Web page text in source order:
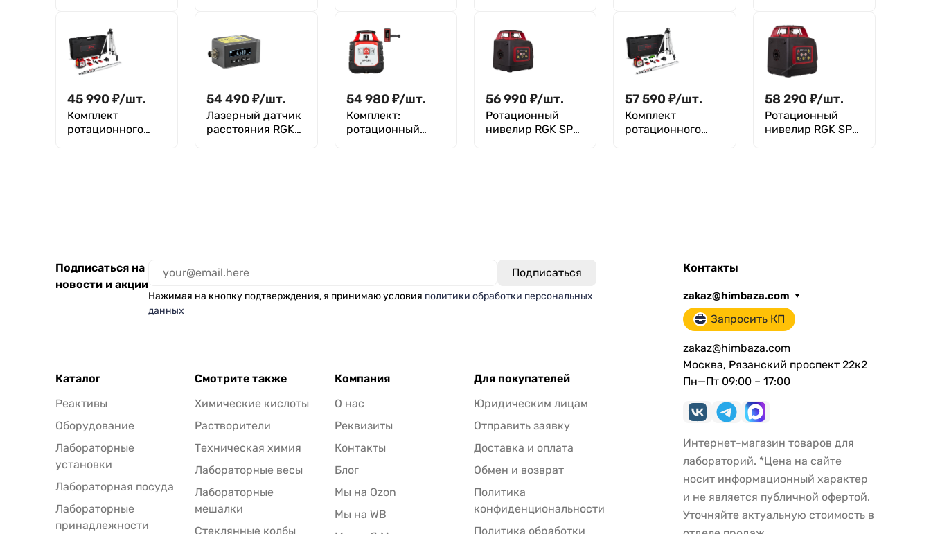
элевационным
штативом RGK
SP-100G COMBO
штативом RGK
SP-100 COMBO с
калибровкой
раздвижным
штативом RGK
SP-100G COMBO
штативом RGK
SP-100 COMBO с
калибровкой
токовым выходом)
45 990 ₽/шт.
Комплект
ротационного
54 490 ₽/шт.
Лазерный датчик
расстояния RGK
54 980 ₽/шт.
Комплект:
ротационный
56 990 ₽/шт.
Ротационный
нивелир RGK SP-
57 590 ₽/шт.
Комплект
ротационного
58 290 ₽/шт.
Ротационный
нивелир RGK SP-
Подписаться на
новости и акции
Нажимая на кнопку подтверждения, я принимаю условия политики обработки персональных
данных
Каталог
Реактивы
Оборудование
Лабораторные
установки
Лабораторная посуда
Лабораторные
принадлежности
Смотрите также
Химические кислоты
Растворители
Техническая химия
Лабораторные весы
Лабораторные
мешалки
Стеклянные колбы
Компания
О нас
Реквизиты
Контакты
Блог
Мы на Ozon
Мы на WB
Для покупателей
Юридическим лицам
Отправить заявку
Доставка и оплата
Обмен и возврат
Политика
конфиденциональности
Политика обработки
Контакты
zakaz@himbaza.com
Запросить КП
zakaz@himbaza.com
Москва, Рязанский проспект 22к2
Пн—Пт 09:00 – 17:00
Интернет-магазин товаров для
лабораторий. *Цена на сайте
носит информационный характер
и не является публичной офертой.
Уточняйте актуальную стоимость в